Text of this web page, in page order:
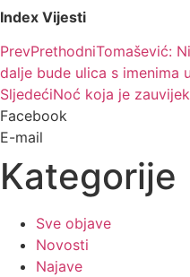
Index Vijesti
PrevPrethodniTomašević:
dalje bude ulica s imenima
SljedećiNoć koja je
Facebook
E-mail
Kategorije
Sve objave
Novosti
Najave